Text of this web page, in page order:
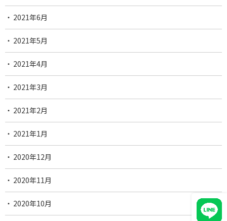
2021年6月
2021年5月
2021年4月
2021年3月
2021年2月
2021年1月
2020年12月
2020年11月
2020年10月